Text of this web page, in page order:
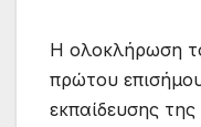
Η ολοκλήρωση
πρώτου
εκπαίδευσης